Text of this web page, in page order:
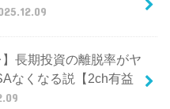
】長期投資の離脱率がヤ
なくなる説【2ch有益